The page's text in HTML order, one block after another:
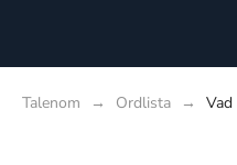
Talenom → Ordlista →